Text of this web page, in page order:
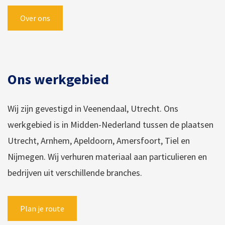
Over ons
Ons werkgebied
Wij zijn gevestigd in Veenendaal, Utrecht. Ons
werkgebied is in Midden-Nederland tussen de plaatsen
Utrecht, Arnhem, Apeldoorn, Amersfoort, Tiel en
Nijmegen. Wij verhuren materiaal aan particulieren en
bedrijven uit verschillende branches.
Plan je route